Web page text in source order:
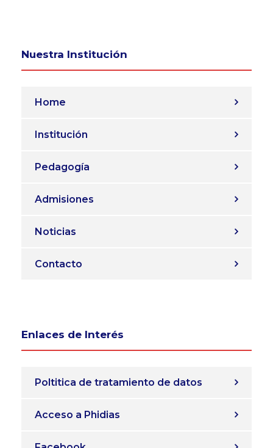
Nuestra Institución
Home
Institución
Pedagogía
Admisiones
Noticias
Contacto
Enlaces de Interés
Poltitica de tratamiento de datos
Acceso a Phidias